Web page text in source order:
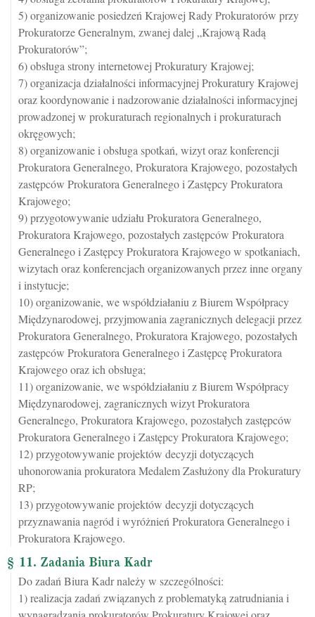
5) organizowanie posiedzeń Krajowej Rady Prokuratorów przy
Prokuratorze Generalnym, zwanej dalej „Krajową Radą
Prokuratorów”;
6) obsługa strony internetowej Prokuratury Krajowej;
7) organizacja działalności informacyjnej Prokuratury Krajowej
oraz koordynowanie i nadzorowanie działalności informacyjnej
prowadzonej w prokuraturach regionalnych i prokuraturach
okręgowych;
8) organizowanie i obsługa spotkań, wizyt oraz konferencji
Prokuratora Generalnego, Prokuratora Krajowego, pozostałych
zastępców Prokuratora Generalnego i Zastępcy Prokuratora
Krajowego;
9) przygotowywanie udziału Prokuratora Generalnego,
Prokuratora Krajowego, pozostałych zastępców Prokuratora
Generalnego i Zastępcy Prokuratora Krajowego w spotkaniach,
wizytach oraz konferencjach organizowanych przez inne organy
i instytucje;
10) organizowanie, we współdziałaniu z Biurem Współpracy
Międzynarodowej, przyjmowania zagranicznych delegacji przez
Prokuratora Generalnego, Prokuratora Krajowego, pozostałych
zastępców Prokuratora Generalnego i Zastępcę Prokuratora
Krajowego oraz ich obsługa;
11) organizowanie, we współdziałaniu z Biurem Współpracy
Międzynarodowej, zagranicznych wizyt Prokuratora
Generalnego, Prokuratora Krajowego, pozostałych zastępców
Prokuratora Generalnego i Zastępcy Prokuratora Krajowego;
12) przygotowywanie projektów decyzji dotyczących
uhonorowania prokuratora Medalem Zasłużony dla Prokuratury
RP;
13) przygotowywanie projektów decyzji dotyczących
przyznawania nagród i wyróżnień Prokuratora Generalnego i
Prokuratora Krajowego.
§ 11. Zadania Biura Kadr
Do zadań Biura Kadr należy w szczególności:
1) realizacja zadań związanych z problematyką zatrudniania i